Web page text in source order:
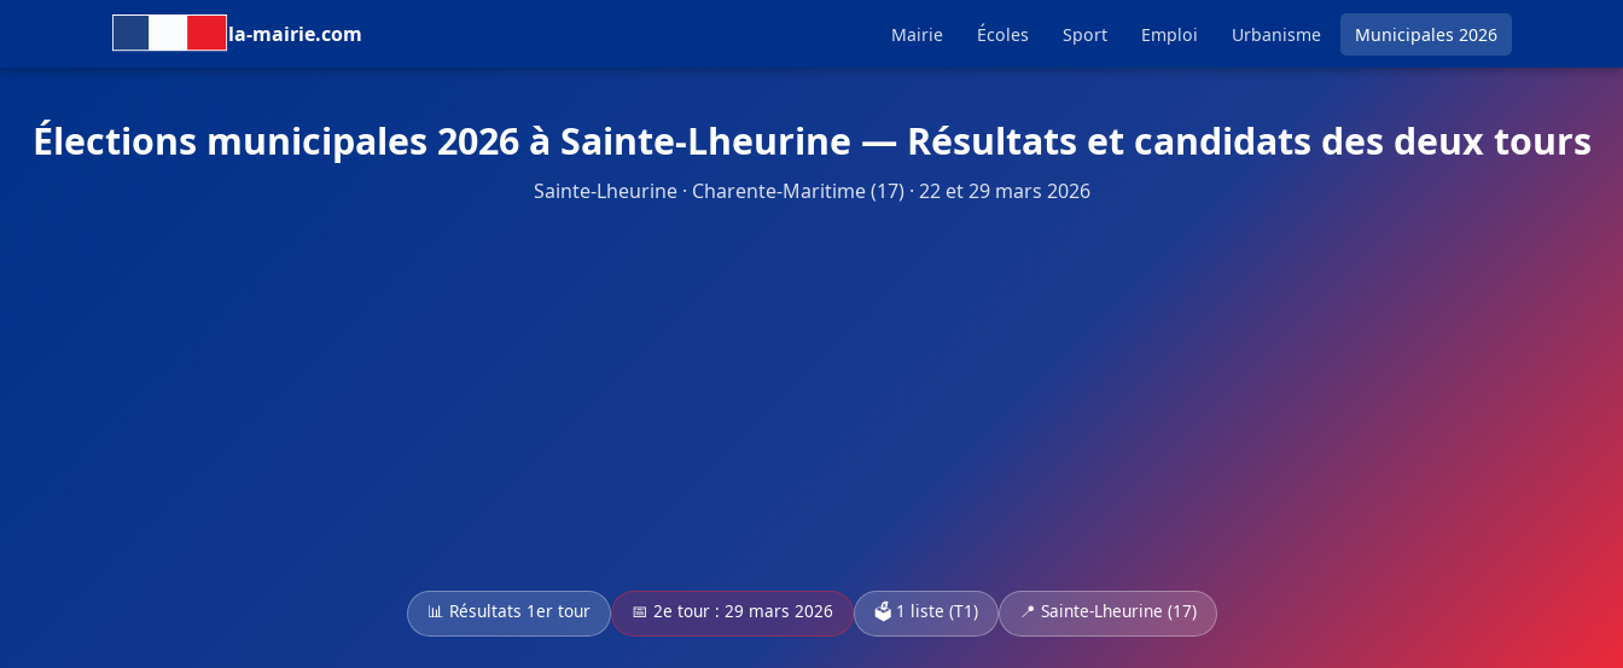
la-mairie.com Mairie Écoles Sport Emploi Urbanisme Municipales 2026
Élections municipales 2026 à Sainte-Lheurine — Résultats et candidats des deux tours
Sainte-Lheurine · Charente-Maritime (17) · 22 et 29 mars 2026
📊 Résultats 1er tour 📅 2e tour : 29 mars 2026 🗳️ 1 liste (T1) 📍 Sainte-Lheurine (17)